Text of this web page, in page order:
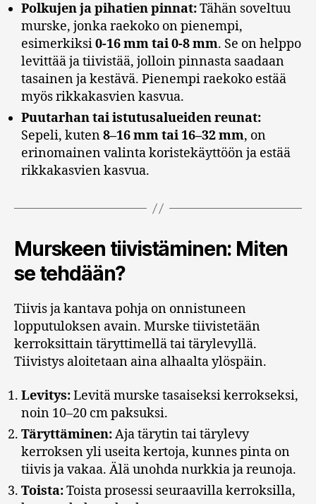
Polkujen ja pihatien pinnat:Tähän soveltuu
murske, jonka raekoko on pienempi,
esimerkiksi0-16 mm tai 0-8 mm. Se on helppo
levittää ja tiivistää, jolloin pinnasta saadaan
tasainen ja kestävä. Pienempi raekoko estää
myös rikkakasvien kasvua.
Puutarhan tai istutusalueiden reunat:
Sepeli, kuten8–16 mm tai 16–32 mm, on
erinomainen valinta koristekäyttöön ja estää
rikkakasvien kasvua.
Murskeen tiivistäminen: Miten
se tehdään?
Tiivis ja kantava pohja on onnistuneen
lopputuloksen avain. Murske tiivistetään
kerroksittain täryttimellä tai tärylevyllä.
Tiivistys aloitetaan aina alhaalta ylöspäin.
Levitys:Levitä murske tasaiseksi kerrokseksi,
noin 10–20 cm paksuksi.
Täryttäminen:Aja tärytin tai tärylevy
kerroksen yli useita kertoja, kunnes pinta on
tiivis ja vakaa. Älä unohda nurkkia ja reunoja.
Toista:Toista prosessi seuraavilla kerroksilla,